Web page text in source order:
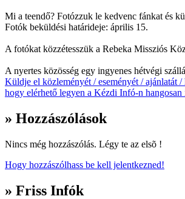
Mi a teendő? Fotózzuk le kedvenc fánkat és
Fotók beküldési határideje: április 15.
A fotókat közzétesszük a Rebeka Missziós
A nyertes közösség egy ingyenes hétvégi
Küldje el közleményét / eseményét / ajánlatát /
hogy elérhető legyen a Kézdi Infó-n hangosan
» Hozzászólások
Nincs még hozzászólás. Légy te az elsõ !
Hogy hozzászólhass be kell jelentkezned!
» Friss Infók